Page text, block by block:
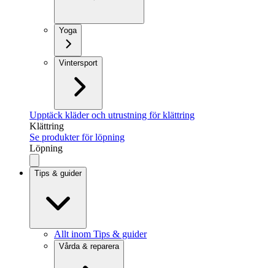
Yoga
Vintersport
Upptäck kläder och utrustning för klättring
Klättring
Se produkter för löpning
Löpning
Tips & guider
Allt inom Tips & guider
Vårda & reparera